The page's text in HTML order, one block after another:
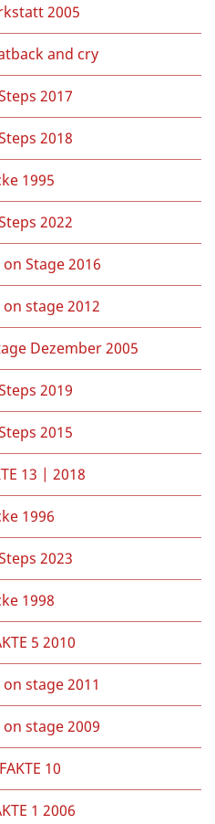
2005
and cry
2017
2018
1995
2022
Stage 2016
stage 2012
Dezember 2005
2019
2015
13 | 2018
1996
2023
1998
5 2010
stage 2011
stage 2009
10
1 2006